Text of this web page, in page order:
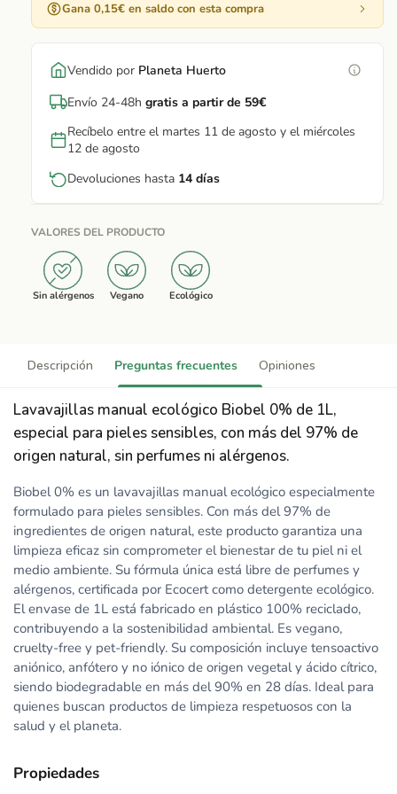
Gana 0,15€ en saldo con esta compra
Vendido por Planeta Huerto
Envío 24-48h gratis a partir de 59€
Recíbelo entre el martes 11 de agosto y el miércoles
12 de agosto
Devoluciones hasta 14 días
VALORES DEL PRODUCTO
Sin alérgenos Vegano Ecológico
Descripción Preguntas frecuentes Opiniones
Lavavajillas manual ecológico Biobel 0% de 1L,
especial para pieles sensibles, con más del 97% de
origen natural, sin perfumes ni alérgenos.
Biobel 0% es un lavavajillas manual ecológico especialmente
formulado para pieles sensibles. Con más del 97% de
ingredientes de origen natural, este producto garantiza una
limpieza eficaz sin comprometer el bienestar de tu piel ni el
medio ambiente. Su fórmula única está libre de perfumes y
alérgenos, certificada por Ecocert como detergente ecológico.
El envase de 1L está fabricado en plástico 100% reciclado,
contribuyendo a la sostenibilidad ambiental. Es vegano,
cruelty-free y pet-friendly. Su composición incluye tensoactivo
aniónico, anfótero y no iónico de origen vegetal y ácido cítrico,
siendo biodegradable en más del 90% en 28 días. Ideal para
quienes buscan productos de limpieza respetuosos con la
salud y el planeta.
Propiedades